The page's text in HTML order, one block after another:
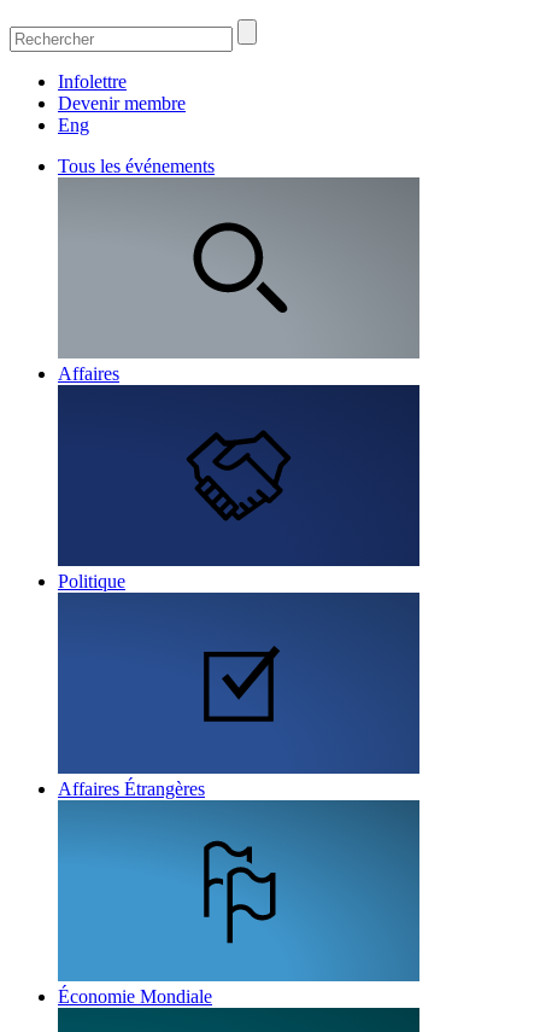
Infolettre
Devenir membre
Eng
Tous les événements
Affaires
Politique
Affaires Étrangères
Économie Mondiale